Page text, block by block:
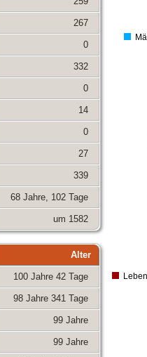
267
0
332
0
14
0
27
339
68 Jahre, 102 Tage
um 1582
Alter
100 Jahre 42 Tage
98 Jahre 341 Tage
99 Jahre
99 Jahre
280
300
340
360
380
420
440
500
560
250
300
350